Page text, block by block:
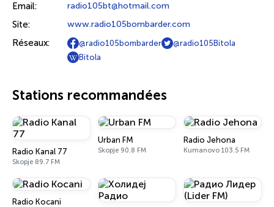
Email: radio105bt@hotmail.com
Site: www.radio105bombarder.com
Réseaux: @radio105bombarder
@radio105Bitola
Bitola
Stations recommandées
Radio Kanal 77
Skopje 89.7 FM
Urban FM
Skopje 90.8 FM
Radio Jehona
Kumanovo 103.5 FM
Radio Kocani